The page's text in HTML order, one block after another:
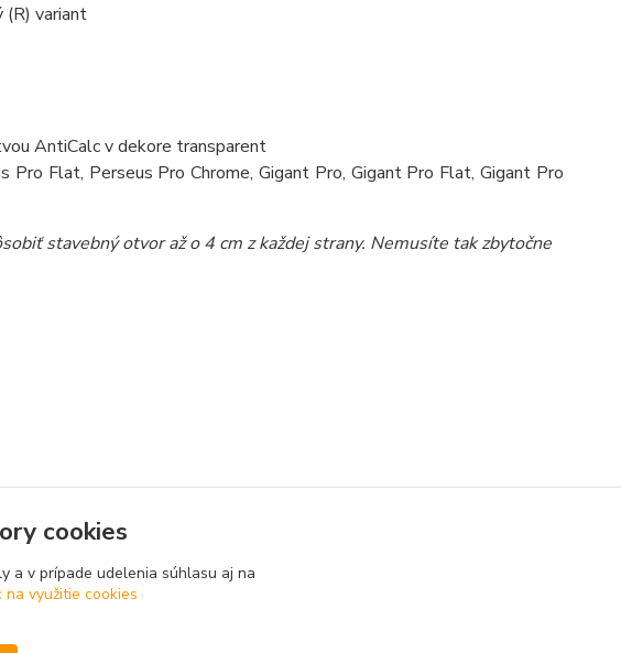
variant
AntiCalc v dekore transparent
Pro Flat, Perseus Pro Chrome, Gigant Pro, Gigant Pro Flat, Gigant Pro
stavebný otvor až o 4 cm z každej strany. Nemusíte tak zbytočne
cookies
a v prípade udelenia súhlasu aj na
na využitie cookies